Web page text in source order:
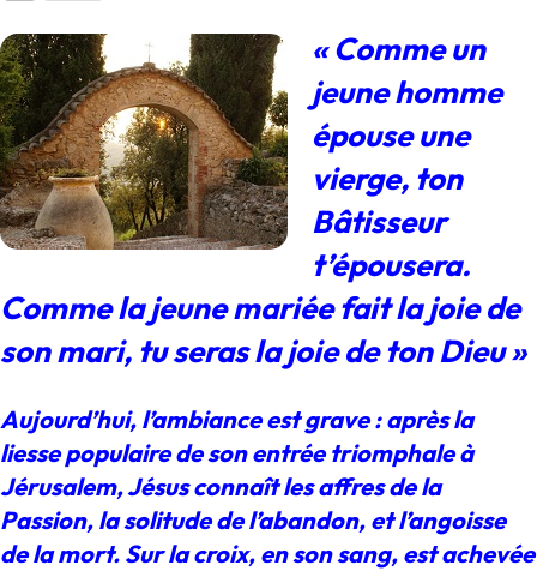
« Comme un
jeune homme
épouse une
vierge, ton
Bâtisseur
t’épousera.
Comme la jeune mariée fait la joie de
son mari, tu seras la joie de ton Dieu »
Aujourd’hui, l’ambiance est grave : après la
liesse populaire de son entrée triomphale à
Jérusalem, Jésus connaît les affres de la
Passion, la solitude de l’abandon, et l’angoisse
de la mort. Sur la croix, en son sang, est achevée